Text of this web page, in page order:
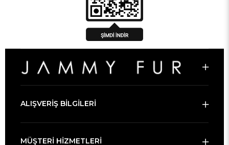
ALIŞVERİŞ BİLGİLERİ
MÜŞTERİ HİZMETLERİ